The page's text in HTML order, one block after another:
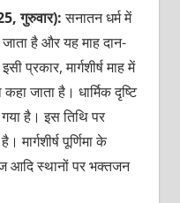
गुरुवार):सनातन धर्म में
जाता है और यह माह दान-
प्रकार, मार्गशीर्ष माह में
कहा जाता है। धार्मिक दृष्टि
है। इस तिथि पर
पूर्णिमा के
आदि स्थानों पर भक्तजन